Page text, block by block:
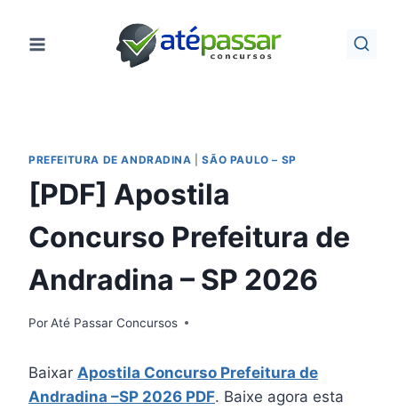
para
PREFEITURA DE ANDRADINA |SÃO PAULO – SP
[PDF] Apostila
Concurso Prefeitura de
Andradina – SP 2026
PorAté Passar Concursos
Baixar Apostila Concurso Prefeitura de
Andradina –SP 2026 PDF. Baixe agora esta